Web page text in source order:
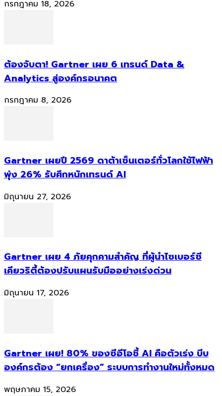
กรกฎาคม 18, 2026
ต้องจับตา! Gartner เผย 6 เทรนด์ Data &
Analytics สู่องค์กรอนาคต
กรกฎาคม 8, 2026
Gartner เผยปี 2569 ดาต้าเซ็นเตอร์ทั่วโลกใช้ไฟฟ้า
พุ่ง 26% รับศึกหนักเทรนด์ AI
มิถุนายน 27, 2026
Gartner เผย 4 ภัยคุกคามสำคัญ ที่ผู้นำไซเบอร์ซี
เคียวริตี้ต้องปรับแผนรับมืออย่างเร่งด่วน
มิถุนายน 17, 2026
Gartner เผย! 80% ของซีอีโอชี้ AI คือตัวเร่ง บีบ
องค์กรต้อง “ยกเครื่อง” ระบบการทำงานใหม่ทั้งหมด
พฤษภาคม 15, 2026